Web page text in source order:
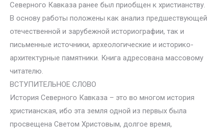
Северного Кавказа ранее был приобщен к христианству.
В основу работы положены как анализ предшествующей
отечественной и зарубежной историографии, так и
письменные источники, археологические и историко-
архитектурные памятники. Книга адресована массовому
читателю.
ВСТУПИТЕЛЬНОЕ СЛОВО
История Северного Кавказа – это во многом история
христианская, ибо эта земля одной из первых была
просвещена Светом Христовым, долгое время,